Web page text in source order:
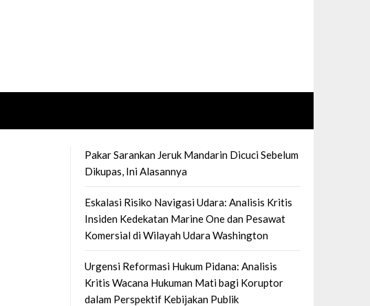
Pakar Sarankan Jeruk Mandarin Dicuci Sebelum
Dikupas, Ini Alasannya
Eskalasi Risiko Navigasi Udara: Analisis Kritis
Insiden Kedekatan Marine One dan Pesawat
Komersial di Wilayah Udara Washington
Urgensi Reformasi Hukum Pidana: Analisis
Kritis Wacana Hukuman Mati bagi Koruptor
dalam Perspektif Kebijakan Publik